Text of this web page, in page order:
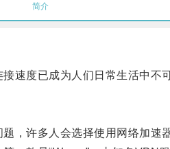
简介
度已成为人们日常生活中不可
许多人会选择使用网络加速器